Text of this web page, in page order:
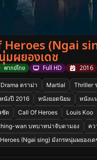
Heroes (Ngai
มผยองเดช
พากย์ไทย Full HD
2016
Drama ดราม่า Martial
Thriller
หนังปี 2016 หนังยอดนิยม
หนังแ
ชัด
Call Of Heroes
Louis Koo
wan บทบาทน่าจับตามอง
ค
(Ngai sing) มังกรหนุ่มผยองเ